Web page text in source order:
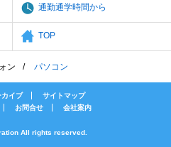
通勤通学時間から
TOP
ン パソコン
カイブ
サイトマップ
お問合せ 会社案内
All rights reserved.